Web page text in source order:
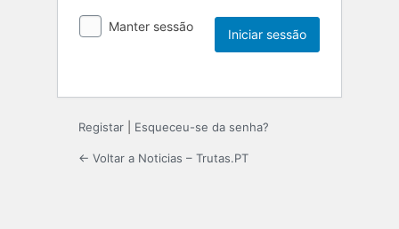
Manter sessão
Registar Esqueceu-se da senha?
← Voltar a Noticias – Trutas.PT